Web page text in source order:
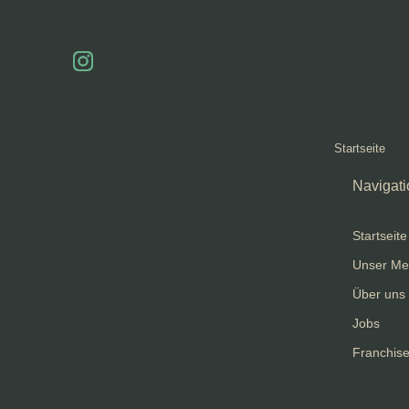
Startseite
Startseite
Unser
Über uns
Jobs
Franchise